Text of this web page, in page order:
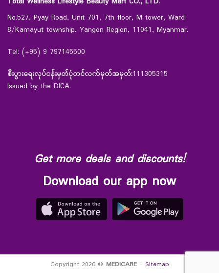
No.527, Pyay Road, Unit 701, 7th floor, M tower, Ward
8/Kamayut township, Yangon Region, 11041, Myanmar.
Tel: (+95) 9 797145500
စီးပွားရေးလုပ်ငန်းမှတ်ပုံတင်လက်မှတ်အမှတ်:111305315
Issued by the DICA.
Get more deals and discounts!
Download our app now
Copyright 2026 © MEDiCARE- Sitemap